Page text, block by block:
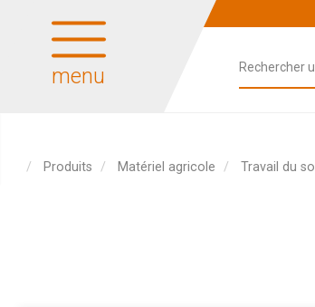
menu
Produits Matériel agricole Travail du sol